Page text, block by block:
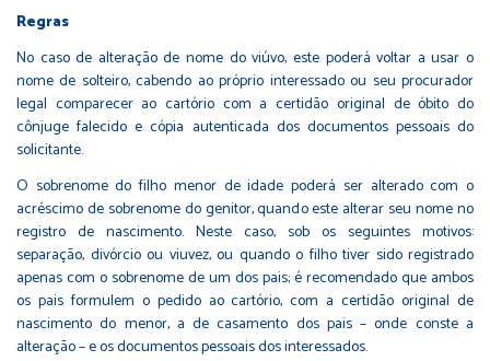
Regras
No caso de alteração de nome do viúvo, este poderá voltar a usar o
nome de solteiro, cabendo ao próprio interessado ou seu procurador
legal comparecer ao cartório com a certidão original de óbito do
cônjuge falecido e cópia autenticada dos documentos pessoais do
solicitante.
O sobrenome do filho menor de idade poderá ser alterado com o
acréscimo de sobrenome do genitor, quando este alterar seu nome no
registro de nascimento. Neste caso, sob os seguintes motivos:
separação, divórcio ou viuvez, ou quando o filho tiver sido registrado
apenas com o sobrenome de um dos pais; é recomendado que ambos
os pais formulem o pedido ao cartório, com a certidão original de
nascimento do menor, a de casamento dos pais – onde conste a
alteração – e os documentos pessoais dos interessados.